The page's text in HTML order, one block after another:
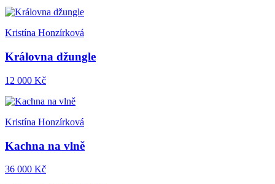
Kristína Honzírková
Královna džungle
12 000 Kč
Kristína Honzírková
Kachna na vlně
36 000 Kč